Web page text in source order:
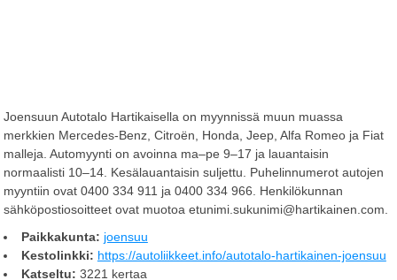
Joensuun Autotalo Hartikaisella on myynnissä muun muassa
merkkien Mercedes-Benz, Citroën, Honda, Jeep, Alfa Romeo ja Fiat
malleja. Automyynti on avoinna ma–pe 9–17 ja lauantaisin
normaalisti 10–14. Kesälauantaisin suljettu. Puhelinnumerot autojen
myyntiin ovat 0400 334 911 ja 0400 334 966. Henkilökunnan
sähköpostiosoitteet ovat muotoa etunimi.sukunimi@hartikainen.com.
Paikkakunta: joensuu
Kestolinkki: https://autoliikkeet.info/autotalo-hartikainen-joensuu
Katseltu: 3221 kertaa